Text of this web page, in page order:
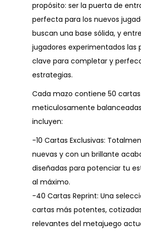
propósito: ser la puerta de
perfecta para los nuevos
buscan una base sólida, y
jugadores experimentados las
clave para completar y
estrategias.
Cada mazo contiene 50 cartas
meticulosamente
incluyen:
-10 Cartas Exclusivas:
nuevas y con un brillante
diseñadas para potenciar tu
al máximo.
-40 Cartas Reprint: Una
cartas más potentes,
relevantes del metajuego